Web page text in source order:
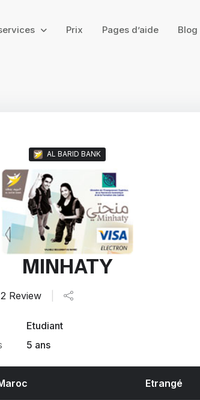
Prix Pages d’aide Blog
AL BARID BANK
MINHATY
2 Review
Etudiant
5 ans
Etrangé